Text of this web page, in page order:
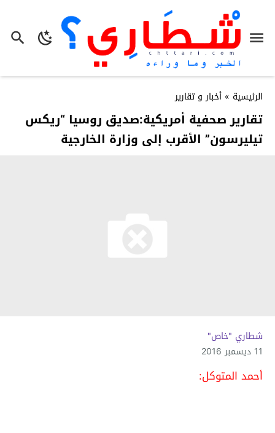
الرئيسية » أخبار و تقارير
تقارير صحفية أمريكية:صديق روسيا “ريكس
تيليرسون” الأقرب إلى وزارة الخارجية
شطاري "خاص"
11 ديسمبر 2016
أحمد المتوكل: